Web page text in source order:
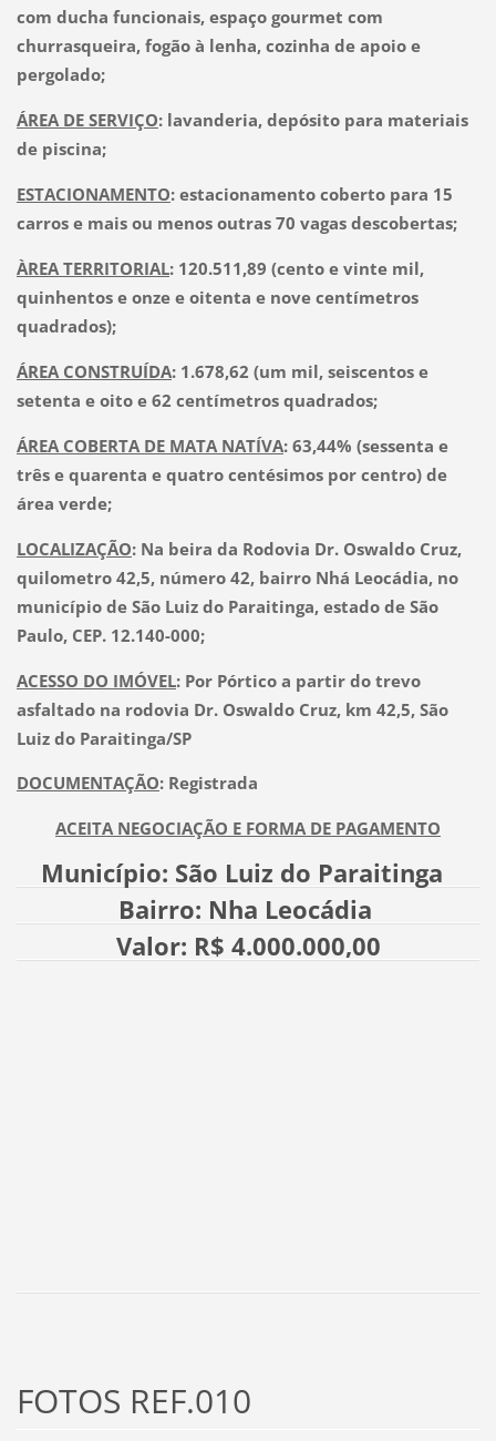
com ducha funcionais, espaço gourmet com
churrasqueira, fogão à lenha, cozinha de apoio e
pergolado;
ÁREA DE SERVIÇO: lavanderia, depósito para materiais
de piscina;
ESTACIONAMENTO: estacionamento coberto para 15
carros e mais ou menos outras 70 vagas descobertas;
ÀREA TERRITORIAL: 120.511,89 (cento e vinte mil,
quinhentos e onze e oitenta e nove centímetros
quadrados);
ÁREA CONSTRUÍDA: 1.678,62 (um mil, seiscentos e
setenta e oito e 62 centímetros quadrados;
ÁREA COBERTA DE MATA NATÍVA: 63,44% (sessenta e
três e quarenta e quatro centésimos por centro) de
área verde;
LOCALIZAÇÃO: Na beira da Rodovia Dr. Oswaldo Cruz,
quilometro 42,5, número 42, bairro Nhá Leocádia, no
município de São Luiz do Paraitinga, estado de São
Paulo, CEP. 12.140-000;
ACESSO DO IMÓVEL: Por Pórtico a partir do trevo
asfaltado na rodovia Dr. Oswaldo Cruz, km 42,5, São
Luiz do Paraitinga/SP
DOCUMENTAÇÃO: Registrada
ACEITA NEGOCIAÇÃO E FORMA DE PAGAMENTO
Município: São Luiz do Paraitinga
Bairro: Nha Leocádia
Valor: R$ 4.000.000,00
FOTOS REF.010